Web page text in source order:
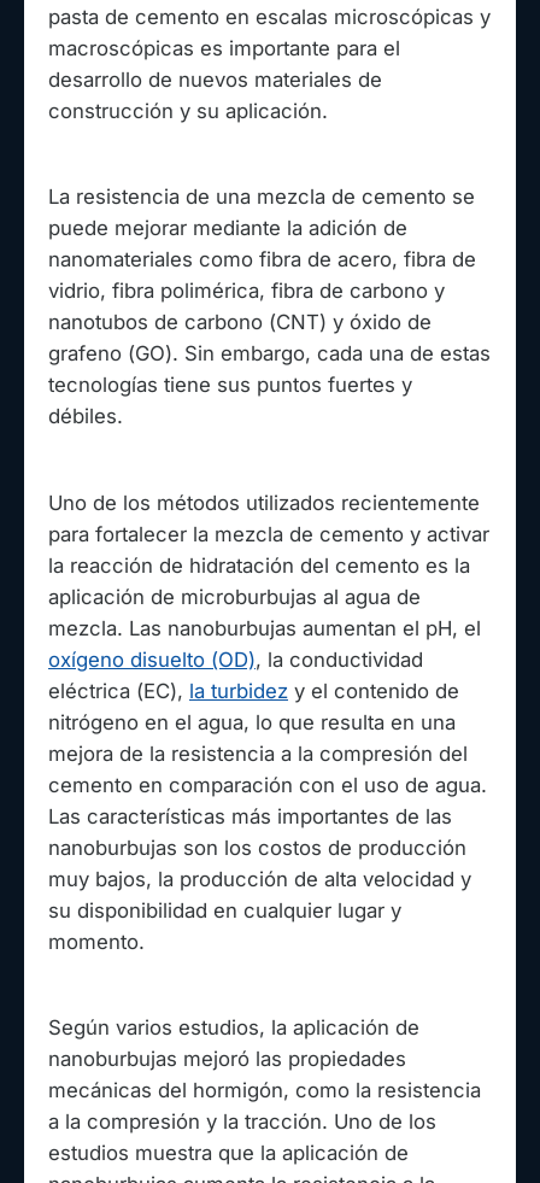
pasta de cemento en escalas microscópicas y
macroscópicas es importante para el
desarrollo de nuevos materiales de
construcción y su aplicación.
La resistencia de una mezcla de cemento se
puede mejorar mediante la adición de
nanomateriales como fibra de acero, fibra de
vidrio, fibra polimérica, fibra de carbono y
nanotubos de carbono (CNT) y óxido de
grafeno (GO). Sin embargo, cada una de estas
tecnologías tiene sus puntos fuertes y
débiles.
Uno de los métodos utilizados recientemente
para fortalecer la mezcla de cemento y activar
la reacción de hidratación del cemento es la
aplicación de microburbujas al agua de
mezcla. Las nanoburbujas aumentan el pH, el
oxígeno disuelto (OD), la conductividad
eléctrica (EC), la turbidez y el contenido de
nitrógeno en el agua, lo que resulta en una
mejora de la resistencia a la compresión del
cemento en comparación con el uso de agua.
Las características más importantes de las
nanoburbujas son los costos de producción
muy bajos, la producción de alta velocidad y
su disponibilidad en cualquier lugar y
momento.
Según varios estudios, la aplicación de
nanoburbujas mejoró las propiedades
mecánicas del hormigón, como la resistencia
a la compresión y la tracción. Uno de los
estudios muestra que la aplicación de